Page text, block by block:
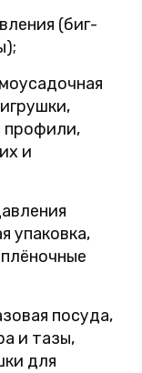
(биг-
профили,
и
упаковка,
посуда,
и тазы,
для